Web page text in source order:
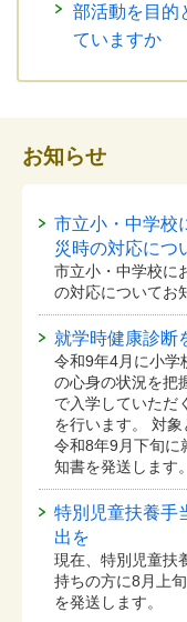
部活動を目的
ていますか
お知らせ
市立小・中学校
災時の対応につ
市立小・中学校に
の対応についてお
就学時健康診断
令和9年4月に小学
の心身の状況を把
で入学していただ
を行います。 対象
令和8年9月下旬に
知書を発送します。
特別児童扶養手
出を
現在、特別児童扶
持ちの方に8月上
を発送します。